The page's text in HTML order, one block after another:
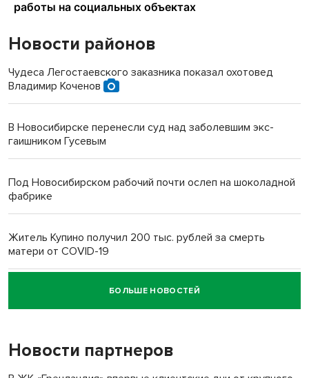
Новости районов
Чудеса Легостаевского заказника показал охотовед
Владимир Коченов
В Новосибирске перенесли суд над заболевшим экс-
гаишником Гусевым
Под Новосибирском рабочий почти ослеп на шоколадной
фабрике
Житель Купино получил 200 тыс. рублей за смерть
матери от COVID-19
Новосибирский суд наказал водителя за смерть
пенсионерки на вокзале
БОЛЬШЕ НОВОСТЕЙ
Новости партнеров